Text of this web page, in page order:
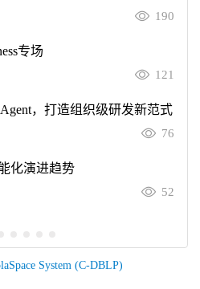
190
专场
121
，打造组织级研发新范式
76
化演进趋势
52
System (C-DBLP)